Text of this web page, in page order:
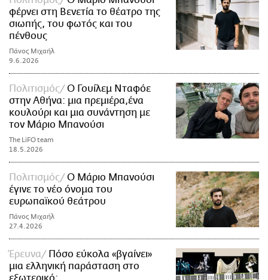
φέρνει στη Βενετία το θέατρο της
σιωπής, του φωτός και του
πένθους
Πάνος Μιχαήλ
9.6.2026
Πολιτισμός
Ο Γουίλεμ Νταφόε
στην Αθήνα: μια πρεμιέρα,ένα
κουλούρι και μια συνάντηση με
τον Μάριο Μπανούσι
The LiFO team
18.5.2026
Πολιτισμός
Ο Μάριο Μπανούσι
έγινε το νέο όνομα του
ευρωπαϊκού θεάτρου
Πάνος Μιχαήλ
27.4.2026
Έρευνα
Πόσο εύκολα «βγαίνει»
μια ελληνική παράσταση στο